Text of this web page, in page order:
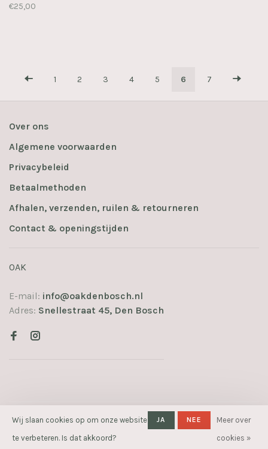
€25,00
1 2 3 4 5 6 7
Over ons
Algemene voorwaarden
Privacybeleid
Betaalmethoden
Afhalen, verzenden, ruilen & retourneren
Contact & openingstijden
OAK
E-mail: info@oakdenbosch.nl
Adres: Snellestraat 45, Den Bosch
© Copyright 2026 OAK- Powered
Huysmans.me
Wij slaan cookies op om onze website
te verbeteren. Is dat akkoord?
JA NEE
Meer over
cookies »